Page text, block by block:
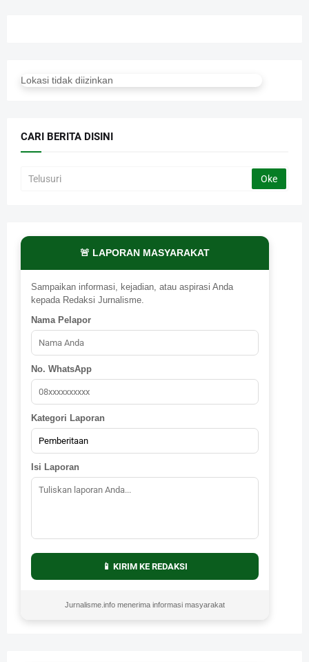
Lokasi tidak diizinkan
CARI BERITA DISINI
🚨 LAPORAN MASYARAKAT
Sampaikan informasi, kejadian, atau aspirasi Anda
kepada Redaksi Jurnalisme.
Nama Pelapor
No. WhatsApp
Kategori Laporan
Isi Laporan
📱 KIRIM KE REDAKSI
Jurnalisme.info menerima informasi masyarakat